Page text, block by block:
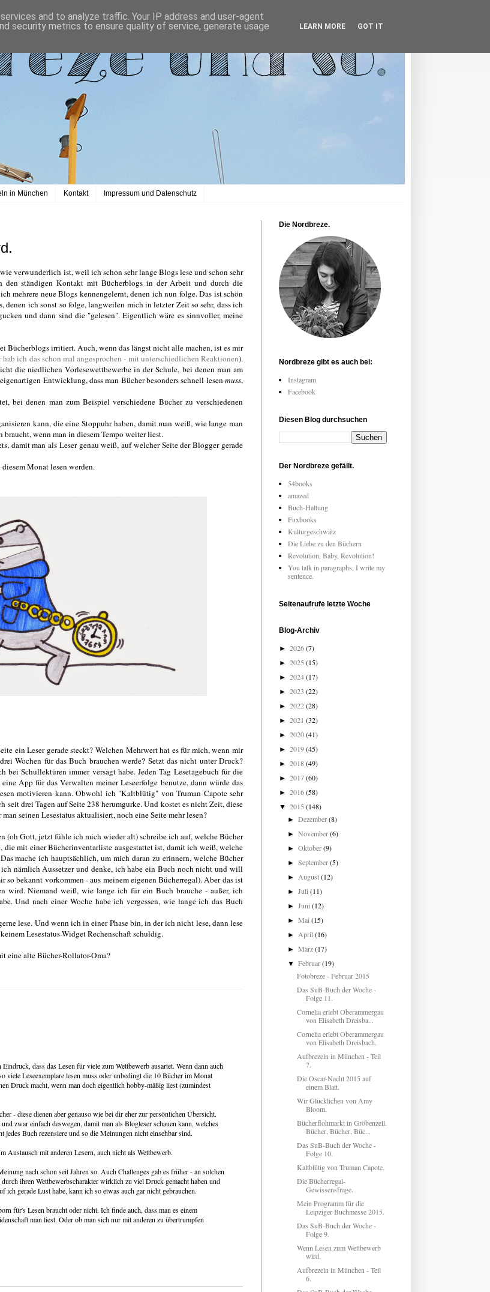
in München Kontakt Impressum und Datenschutz
verwunderlich ist, weil ich schon sehr lange Blogs lese und schon sehr
den ständigen Kontakt mit Bücherblogs in der Arbeit und durch die
mehrere neue Blogs kennengelernt, denen ich nun folge. Das ist schön
ich sonst so folge, langweilen mich in letzter Zeit so sehr, dass ich
und dann sind die "gelesen". Eigentlich wäre es sinnvoller, meine
Bücherblogs irritiert. Auch, wenn das längst nicht alle machen, ist es mir
ich das schon mal angesprochen - mit unterschiedlichen Reaktionen).
die niedlichen Vorlesewettbewerbe in der Schule, bei denen man am
Entwicklung, dass man Bücher besonders schnell lesen muss,
bei denen man zum Beispiel verschiedene Bücher zu verschiedenen
kann, die eine Stoppuhr haben, damit man weiß, wie lange man
wenn man in diesem Tempo weiter liest.
damit man als Leser genau weiß, auf welcher Seite der Blogger gerade
Monat lesen werden.
ein Leser gerade steckt? Welchen Mehrwert hat es für mich, wenn mir
Wochen für das Buch brauchen werde? Setzt das nicht unter Druck?
Schullektüren immer versagt habe. Jeden Tag Lesetagebuch für die
App für das Verwalten meiner Leseerfolge benutze, dann würde das
motivieren kann. Obwohl ich "Kaltblütig" von Truman Capote sehr
seit drei Tagen auf Seite 238 herumgurke. Und kostet es nicht Zeit, diese
seinen Lesestatus aktualisiert, noch eine Seite mehr lesen?
(oh Gott, jetzt fühle ich mich wieder alt) schreibe ich auf, welche Bücher
mit einer Bücherinventarliste ausgestattet ist, damit ich weiß, welche
mache ich hauptsächlich, um mich daran zu erinnern, welche Bücher
nämlich Aussetzer und denke, ich habe ein Buch noch nicht und will
bekannt vorkommen - aus meinem eigenen Bücherregal). Aber das ist
wird. Niemand weiß, wie lange ich für ein Buch brauche - außer, ich
Und nach einer Woche habe ich vergessen, wie lange ich das Buch
lese. Und wenn ich in einer Phase bin, in der ich nicht lese, dann lese
Lesestatus-Widget Rechenschaft schuldig.
eine alte Bücher-Rollator-Oma?
dass das Lesen für viele zum Wettbewerb ausartet. Wenn dann auch
viele Leseexemplare lesen muss oder unbedingt die 10 Bücher im Monat
Druck macht, wenn man doch eigentlich hobby-mäßig liest (zumindest
- diese dienen aber genauso wie bei dir eher zur persönlichen Übersicht.
zwar einfach deswegen, damit man als Blogleser schauen kann, welches
Buch rezensiere und so die Meinungen nicht einsehbar sind.
Austausch mit anderen Lesern, auch nicht als Wettbewerb.
nach schon seit Jahren so. Auch Challenges gab es früher - an solchen
ihren Wettbewerbscharakter wirklich zu viel Druck gemacht haben und
gerade Lust habe, kann ich so etwas auch gar nicht gebrauchen.
für's Lesen braucht oder nicht. Ich finde auch, dass man es einem
man liest. Oder ob man sich nur mit anderen zu übertrumpfen
Die Nordbreze.
Nordbreze gibt es auch bei:
Instagram
Facebook
Diesen Blog durchsuchen
Der Nordbreze gefällt.
54books
amazed
Buch-Haltung
Fuxbooks
Kulturgeschwätz
Die Liebe zu den Büchern
Revolution, Baby, Revolution!
You talk in paragraphs, I write my
sentence.
Seitenaufrufe letzte Woche
Blog-Archiv
► 2026(7)
► 2025 (15)
► 2024(17)
► 2023 (22)
► 2022(28)
► 2021 (32)
► 2020(41)
► 2019(45)
► 2018(49)
► 2017(60)
► 2016(58)
▼ 2015 (148)
►Dezember(8)
►November(6)
►Oktober(9)
►September(5)
►August(12)
►Juli(11)
►Juni(12)
►Mai(15)
►April(16)
►März(17)
▼Februar(19)
Fotobreze - Februar 2015
Das SuB-Buch der Woche -
Folge 11.
Cornelia erlebt Oberammergau
von Elisabeth Dreisba...
Cornelia erlebt Oberammergau
von Elisabeth Dreisbach.
Aufbrezeln in München - Teil
7.
Die Oscar-Nacht 2015 auf
einem Blatt.
Wir Glücklichen von Amy
Bloom.
Bücherflohmarkt in Gröbenzell.
Bücher, Bücher, Büc...
Das SuB-Buch der Woche -
Folge 10.
Kaltblütig von Truman Capote.
Die Bücherregal-
Gewissensfrage.
Mein Programm für die
Leipziger Buchmesse 2015.
Das SuB-Buch der Woche -
Folge 9.
Wenn Lesen zum Wettbewerb
wird.
Aufbrezeln in München - Teil
6.
and to analyze traffic. Your IP address and user-agent
security metrics to ensure quality of service, generate usage
LEARN MORE GOT IT